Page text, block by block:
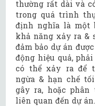
thường rất dài và
trong quá trình
định nghĩa là một
khả năng xảy ra &
đảm bảo dự án
động hiệu quả,
có thể xảy ra để
ngừa & hạn chế
gây ra, hoặc
liên quan đến dự án.